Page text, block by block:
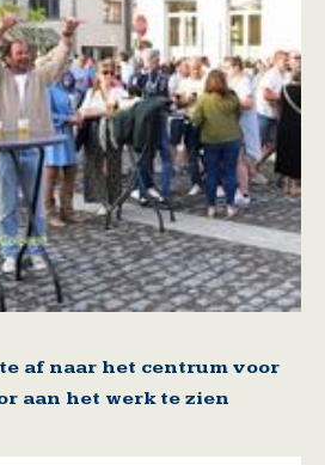
af naar het centrum voor
aan het werk te zien